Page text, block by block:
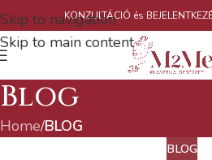
Skip to navigation
Skip to main content
KONZULTÁCIÓ és
Blog
Home/BLOG
BLOG